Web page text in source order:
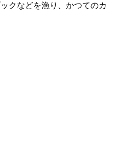
クなどを漁り、かつてのカ